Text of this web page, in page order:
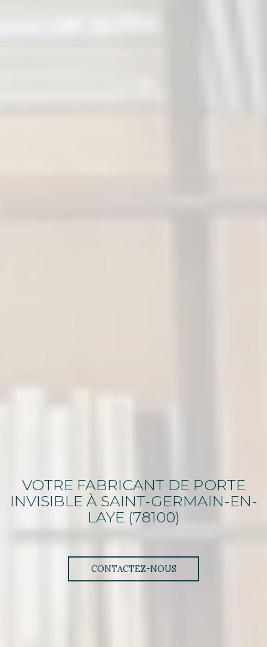
VOTRE FABRICANT DE PORTE
INVISIBLE À SAINT-GERMAIN-EN-
LAYE (78100)
CONTACTEZ-NOUS